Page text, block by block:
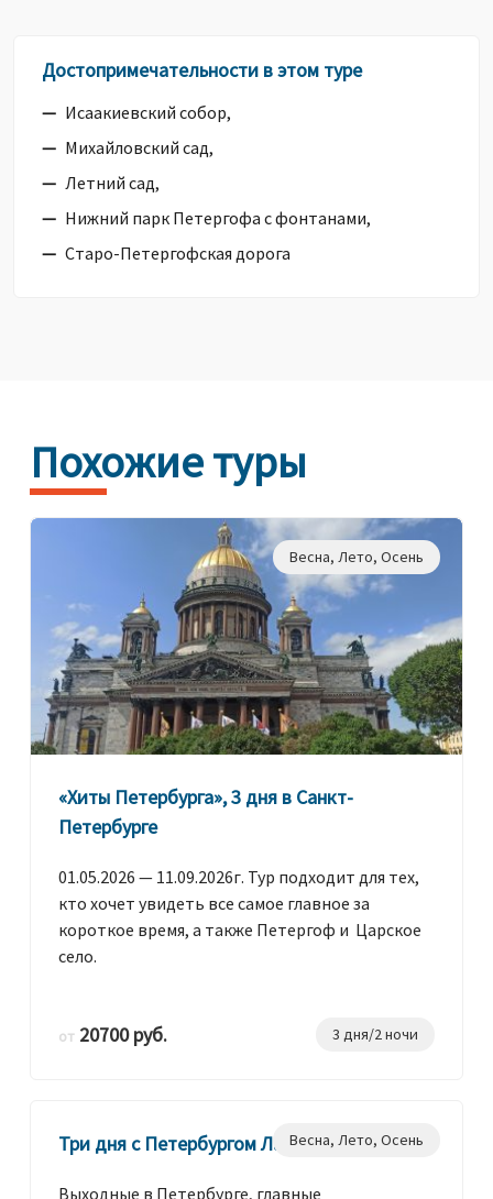
Достопримечательности в этом туре
Исаакиевский собор,
Михайловский сад,
Летний сад,
Нижний парк Петергофа с фонтанами,
Старо-Петергофская дорога
Похожие туры
Весна, Лето, Осень
«Хиты Петербурга», 3 дня в Санкт-
Петербурге
01.05.2026 — 11.09.2026г. Тур подходит для тех,
кто хочет увидеть все самое главное за
короткое время, а также Петергоф и Царское
село.
от 20700 руб. 3 дня/2 ночи
Весна, Лето, Осень
Три дня с Петербургом Лайт
Выходные в Петербурге, главные